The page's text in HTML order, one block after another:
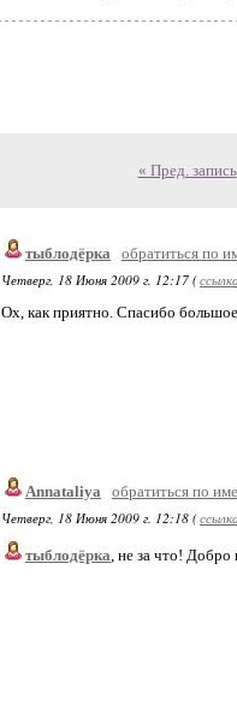
« Пред. запись
тыблодёрка
обратиться по
Четверг, 18 Июня 2009 г. 12:17 (ссылка
Ох, как приятно. Спасибо
Annataliya
обратиться по
Четверг, 18 Июня 2009 г. 12:18 (ссылка
тыблодёрка, не за что! Добро